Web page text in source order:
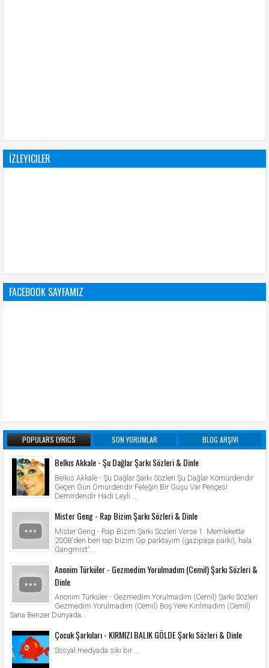
İZLEYICILER
FACEBOOK SAYFAMIZ
POPULARS LYRICS SON YORUMLAR BLOG ARŞIVI
Belkıs Akkale - Şu Dağlar Şarkı Sözleri & Dinle
Belkıs Akkale - Şu Dağlar Şarkı Sözleri Şu Dağlar Kömürdendir
Geçen Gün Ömürdendir Feleğin Bir Guşu Var Pençesi
Demirdendir Hadi Leyli ...
Mister Geng - Rap Bizim Şarkı Sözleri & Dinle
Mister Geng - Rap Bizim Şarkı Sözleri Verse 1: Memlekette
2008'den beri rap bizim Gp parktayım (gazipaşa parkı), hala
Gangmist'...
Anonim Türküler - Gezmedim Yorulmadım (Cemil) Şarkı Sözleri &
Dinle
Anonim Türküler - Gezmedim Yorulmadım (Cemil) Şarkı Sözleri
Gezmedim Yorulmadım (Cemil) Boş Yere Kırılmadım (Cemil)
Sana Benzer Dünyada...
Çocuk Şarkıları - KIRMIZI BALIK GÖLDE Şarkı Sözleri & Dinle
Sosyal medyada sıkı bir ...